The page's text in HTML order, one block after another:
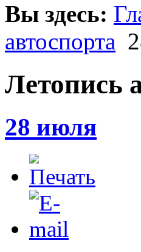
Вы здесь:
автоспорта
Летопись
28 июля